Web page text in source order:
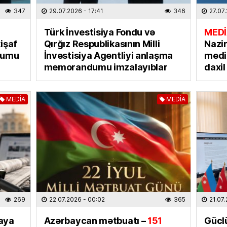
Ceki
dinlədi
TÜRK
347 29.07.2026 - 17:41 346
Türk İnvestisiya Fondu və
Qırğız Respublikasının Milli
İnvestisiya Agentliyi anlaşma
memorandumu imzalayıblar
MEDİA
269
MEDİA
22.07.2026 - 00:02 365
Azərbaycan mətbuatı –151